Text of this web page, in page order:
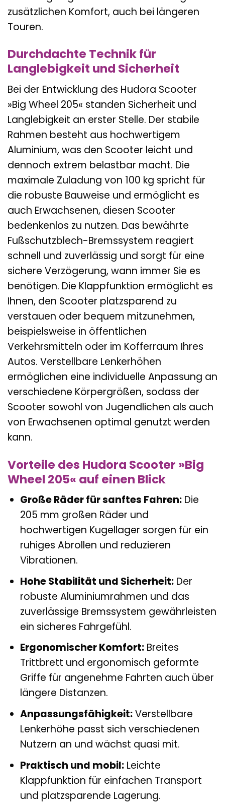
zusätzlichen Komfort, auch bei längeren
Touren.
Durchdachte Technik für
Langlebigkeit und Sicherheit
Bei der Entwicklung des Hudora Scooter
»Big Wheel 205« standen Sicherheit und
Langlebigkeit an erster Stelle. Der stabile
Rahmen besteht aus hochwertigem
Aluminium, was den Scooter leicht und
dennoch extrem belastbar macht. Die
maximale Zuladung von 100 kg spricht für
die robuste Bauweise und ermöglicht es
auch Erwachsenen, diesen Scooter
bedenkenlos zu nutzen. Das bewährte
Fußschutzblech-Bremssystem reagiert
schnell und zuverlässig und sorgt für eine
sichere Verzögerung, wann immer Sie es
benötigen. Die Klappfunktion ermöglicht es
Ihnen, den Scooter platzsparend zu
verstauen oder bequem mitzunehmen,
beispielsweise in öffentlichen
Verkehrsmitteln oder im Kofferraum Ihres
Autos. Verstellbare Lenkerhöhen
ermöglichen eine individuelle Anpassung an
verschiedene Körpergrößen, sodass der
Scooter sowohl von Jugendlichen als auch
von Erwachsenen optimal genutzt werden
kann.
Vorteile des Hudora Scooter »Big
Wheel 205« auf einen Blick
Große Räder für sanftes Fahren:Die
205 mm großen Räder und
hochwertigen Kugellager sorgen für ein
ruhiges Abrollen und reduzieren
Vibrationen.
Hohe Stabilität und Sicherheit:Der
robuste Aluminiumrahmen und das
zuverlässige Bremssystem gewährleisten
ein sicheres Fahrgefühl.
Ergonomischer Komfort:Breites
Trittbrett und ergonomisch geformte
Griffe für angenehme Fahrten auch über
längere Distanzen.
Anpassungsfähigkeit:Verstellbare
Lenkerhöhe passt sich verschiedenen
Nutzern an und wächst quasi mit.
Praktisch und mobil:Leichte
Klappfunktion für einfachen Transport
und platzsparende Lagerung.